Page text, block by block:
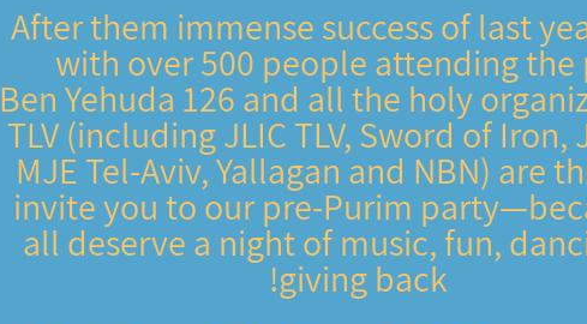
After them immense success of last
with over 500 people attending the
Ben Yehuda 126 and all the holy
TLV (including JLIC TLV, Sword of Iron,
MJE Tel-Aviv, Yallagan and NBN) are
invite you to our pre-Purim
all deserve a night of music, fun,
giving back!